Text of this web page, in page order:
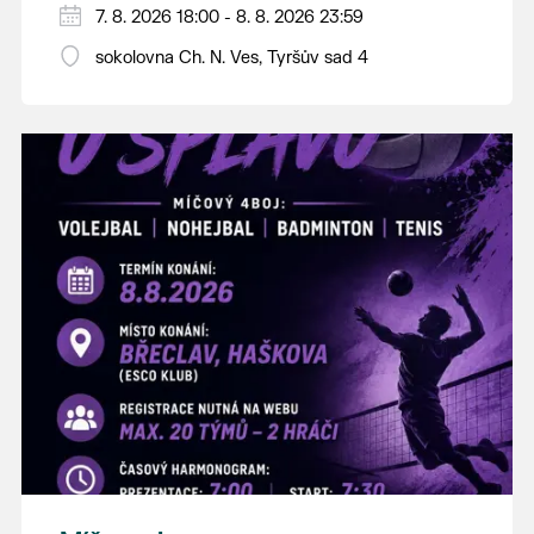
PÁTEK 7. srpna
18:00 - ruční stavění máje
14:00 - krojový průvod pro stárky od
hostince “U Buvola”
16:00 - odpolední zábava na sokolovně
21:00 - večerní zábava
K tanci a poslechu bude hrát DH
Lanžhotčané.
Těšíme se na Vás!
7. 8. 2026 18:00 - 8. 8. 2026 23:59
sokolovna Ch. N. Ves, Tyršův sad 4